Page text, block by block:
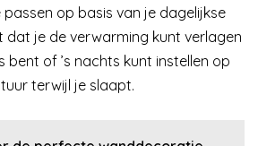
op basis van je dagelijkse
dat je de verwarming kunt verlagen
bent of ’s nachts kunt instellen op
terwijl je slaapt.